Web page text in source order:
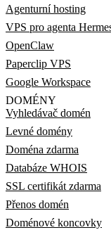
Agenturní hosting
VPS pro agenta
OpenClaw
Paperclip VPS
Google Workspace
DOMÉNY
Vyhledávač domén
Levné domény
Doména zdarma
Databáze WHOIS
SSL certifikát zdarma
Přenos domén
Doménové koncovky